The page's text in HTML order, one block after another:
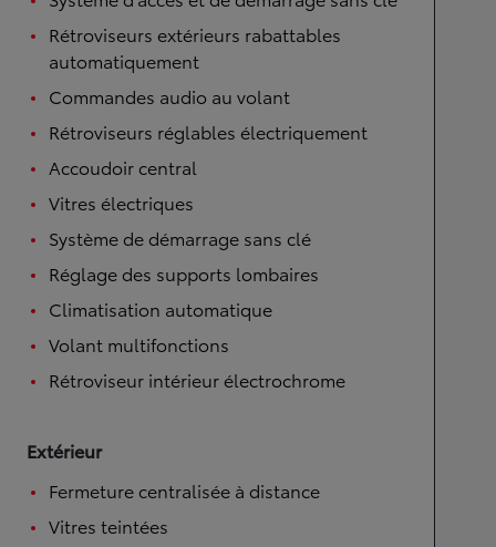
Rétroviseurs extérieurs rabattables
automatiquement
Commandes audio au volant
Rétroviseurs réglables électriquement
Accoudoir central
Vitres électriques
Système de démarrage sans clé
Réglage des supports lombaires
Climatisation automatique
Volant multifonctions
Rétroviseur intérieur électrochrome
Extérieur
Fermeture centralisée à distance
Vitres teintées